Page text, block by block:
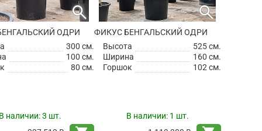
search
ОДРИ
300 см.
100 см.
80 см.
наличии:3 шт.
search
ФИКУС БЕНГАЛЬСКИЙ ОДРИ
Высота
525 см.
Ширина
160 см.
Горшок
102 см.
В наличии: 1 шт.